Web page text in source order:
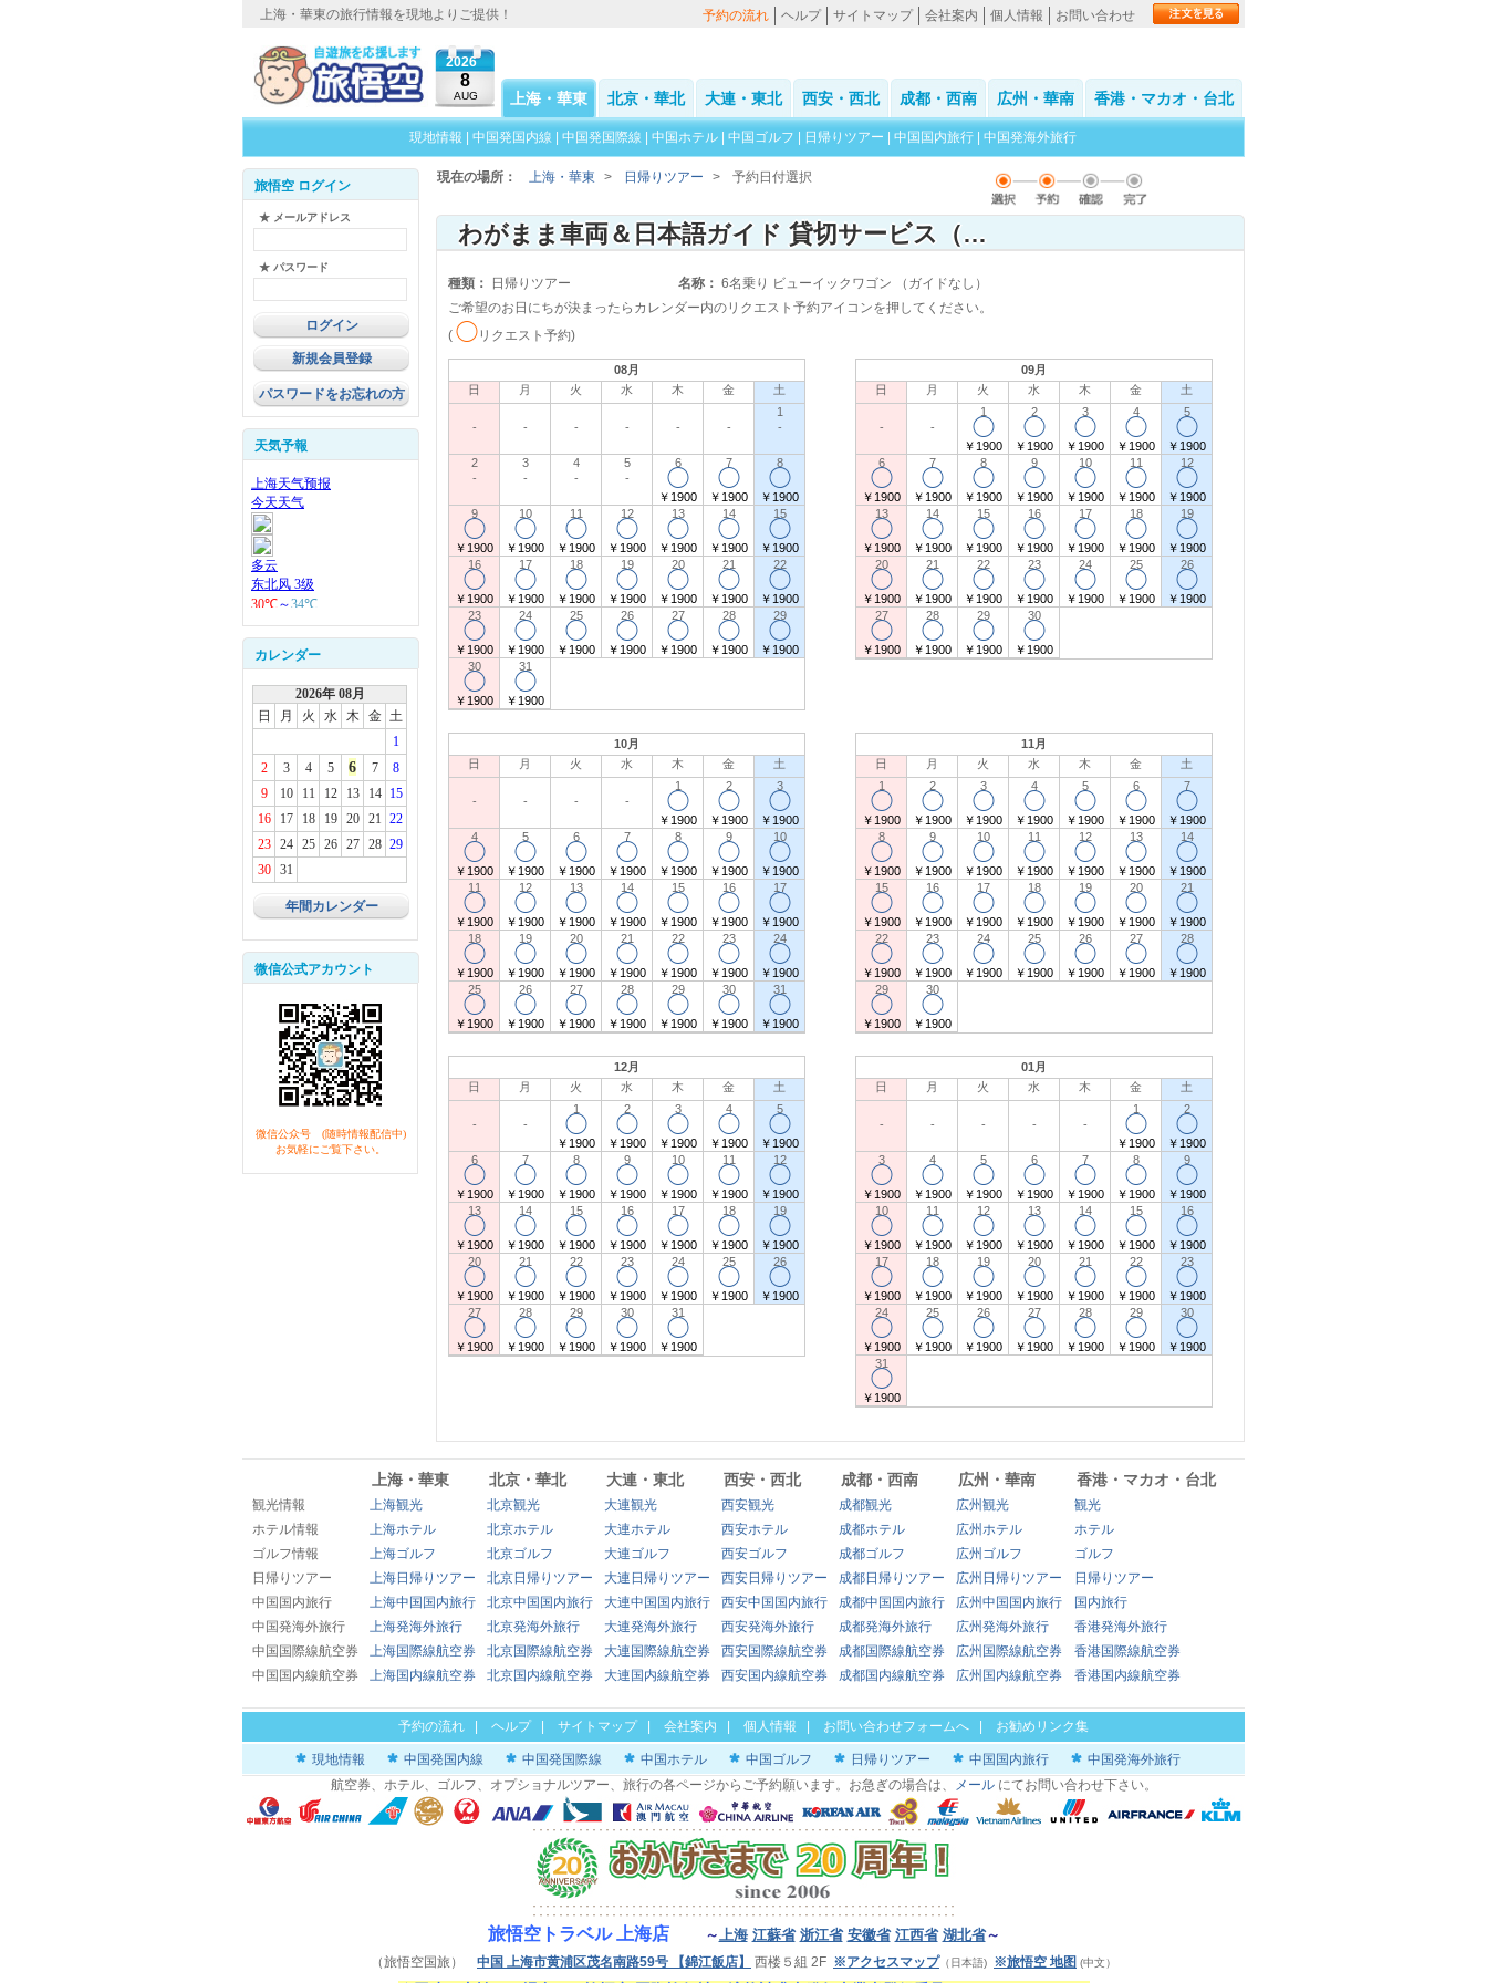
上海・華東の旅行情報を現地よりご提供！ 予約の流れ ヘルプ サイトマップ 会社案内 個人情報 お問い合わせ
2026
8
AUG 上海・華東 北京・華北 大連・東北 西安・西北 成都・西南 広州・華南 香港・マカオ・台北
現地情報 中国発国内線 中国発国際線 中国ホテル 中国ゴルフ 日帰りツアー 中国国内旅行 中国発海外旅行
旅悟空 ログイン
★ メールアドレス
★ パスワード
新規会員登録
パスワードをお忘れの方
天気予報
カレンダー
2026年 08月
日
月 火 水 木 金 土
1
2
3 4 5 6 7
8
9
10 11 12 13 14
15
16
17 18 19 20 21 22
23
24 25 26 27 28 29
30
31
年間カレンダー
微信公式アカウント
微信公众号 (随時情報配信中)
お気軽にご覧下さい。
現在の場所： 上海・華東 > 日帰りツアー > 予約日付選択
わがまま車両＆日本語ガイド 貸切サービス（上海郊外）
種類： 日帰りツアー 名称： 6名乗り ビューイックワゴン （ガイドなし）
ご希望のお日にちが決まったらカレンダー内のリクエスト予約アイコンを押してください。
( ◯ リクエスト予約)
08月
日
月 火 水 木 金 土
- - - - - -
1
-
2
-
3
-
4
-
5
-
6
◯
￥1900
7
◯
￥1900
8
◯
￥1900
9
◯
￥1900
10
◯
￥1900
11
◯
￥1900
12
◯
￥1900
13
◯
￥1900
14
◯
￥1900
15
◯
￥1900
16
◯
￥1900
17
◯
￥1900
18
◯
￥1900
19
◯
￥1900
20
◯
￥1900
21
◯
￥1900
22
◯
￥1900
23
◯
￥1900
24
◯
￥1900
25
◯
￥1900
26
◯
￥1900
27
◯
￥1900
28
◯
￥1900
29
◯
￥1900
30
◯
￥1900
31
◯
￥1900
09月
日
月 火 水 木 金 土
- -
1
◯
￥1900
2
◯
￥1900
3
◯
￥1900
4
◯
￥1900
5
◯
￥1900
6
◯
￥1900
7
◯
￥1900
8
◯
￥1900
9
◯
￥1900
10
◯
￥1900
11
◯
￥1900
12
◯
￥1900
13
◯
￥1900
14
◯
￥1900
15
◯
￥1900
16
◯
￥1900
17
◯
￥1900
18
◯
￥1900
19
◯
￥1900
20
◯
￥1900
21
◯
￥1900
22
◯
￥1900
23
◯
￥1900
24
◯
￥1900
25
◯
￥1900
26
◯
￥1900
27
◯
￥1900
28
◯
￥1900
29
◯
￥1900
30
◯
￥1900
10月
日
月 火 水 木 金 土
- - - -
1
◯
￥1900
2
◯
￥1900
3
◯
￥1900
4
◯
￥1900
5
◯
￥1900
6
◯
￥1900
7
◯
￥1900
8
◯
￥1900
9
◯
￥1900
10
◯
￥1900
11
◯
￥1900
12
◯
￥1900
13
◯
￥1900
14
◯
￥1900
15
◯
￥1900
16
◯
￥1900
17
◯
￥1900
18
◯
￥1900
19
◯
￥1900
20
◯
￥1900
21
◯
￥1900
22
◯
￥1900
23
◯
￥1900
24
◯
￥1900
25
◯
￥1900
26
◯
￥1900
27
◯
￥1900
28
◯
￥1900
29
◯
￥1900
30
◯
￥1900
31
◯
￥1900
11月
日
月 火 水 木 金
土
1
◯
￥1900
2
◯
￥1900
3
◯
￥1900
4
◯
￥1900
5
◯
￥1900
6
◯
￥1900
7
◯
￥1900
8
◯
￥1900
9
◯
￥1900
10
◯
￥1900
11
◯
￥1900
12
◯
￥1900
13
◯
￥1900
14
◯
￥1900
15
◯
￥1900
16
◯
￥1900
17
◯
￥1900
18
◯
￥1900
19
◯
￥1900
20
◯
￥1900
21
◯
￥1900
22
◯
￥1900
23
◯
￥1900
24
◯
￥1900
25
◯
￥1900
26
◯
￥1900
27
◯
￥1900
28
◯
￥1900
29
◯
￥1900
30
◯
￥1900
12月
日
月 火 水 木 金 土
- -
1
◯
￥1900
2
◯
￥1900
3
◯
￥1900
4
◯
￥1900
5
◯
￥1900
6
◯
￥1900
7
◯
￥1900
8
◯
￥1900
9
◯
￥1900
10
◯
￥1900
11
◯
￥1900
12
◯
￥1900
13
◯
￥1900
14
◯
￥1900
15
◯
￥1900
16
◯
￥1900
17
◯
￥1900
18
◯
￥1900
19
◯
￥1900
20
◯
￥1900
21
◯
￥1900
22
◯
￥1900
23
◯
￥1900
24
◯
￥1900
25
◯
￥1900
26
◯
￥1900
27
◯
￥1900
28
◯
￥1900
29
◯
￥1900
30
◯
￥1900
31
◯
￥1900
01月
日
月 火 水 木 金 土
- - - - -
1
◯
￥1900
2
◯
￥1900
3
◯
￥1900
4
◯
￥1900
5
◯
￥1900
6
◯
￥1900
7
◯
￥1900
8
◯
￥1900
9
◯
￥1900
10
◯
￥1900
11
◯
￥1900
12
◯
￥1900
13
◯
￥1900
14
◯
￥1900
15
◯
￥1900
16
◯
￥1900
17
◯
￥1900
18
◯
￥1900
19
◯
￥1900
20
◯
￥1900
21
◯
￥1900
22
◯
￥1900
23
◯
￥1900
24
◯
￥1900
25
◯
￥1900
26
◯
￥1900
27
◯
￥1900
28
◯
￥1900
29
◯
￥1900
30
◯
￥1900
31
◯
￥1900
上海・華東 北京・華北 大連・東北 西安・西北 成都・西南 広州・華南 香港・マカオ・台北
観光情報 上海観光 北京観光 大連観光 西安観光 成都観光 広州観光
観光
ホテル情報
上海ホテル 北京ホテル 大連ホテル 西安ホテル 成都ホテル 広州ホテル
ホテル
ゴルフ情報
上海ゴルフ 北京ゴルフ 大連ゴルフ 西安ゴルフ 成都ゴルフ 広州ゴルフ
ゴルフ
日帰りツアー
上海日帰りツアー 北京日帰りツアー 大連日帰りツアー 西安日帰りツアー 成都日帰りツアー 広州日帰りツアー
日帰りツアー
中国国内旅行
上海中国国内旅行 北京中国国内旅行 大連中国国内旅行 西安中国国内旅行 成都中国国内旅行 広州中国国内旅行
国内旅行
中国発海外旅行
上海発海外旅行 北京発海外旅行 大連発海外旅行 西安発海外旅行 成都発海外旅行 広州発海外旅行
香港発海外旅行
中国国際線航空券
上海国際線航空券 北京国際線航空券 大連国際線航空券 西安国際線航空券 成都国際線航空券 広州国際線航空券
香港国際線航空券
中国国内線航空券
上海国内線航空券 北京国内線航空券 大連国内線航空券 西安国内線航空券 成都国内線航空券 広州国内線航空券 香港国内線航空券
予約の流れ ヘルプ| サイトマップ| 会社案内 個人情報 お問い合わせフォームへ お勧めリンク集
現地情報 中国発国内線 中国発国際線 中国ホテル 中国ゴルフ 日帰りツアー 中国国内旅行
中国発海外旅行
航空券、ホテル、ゴルフ、オプショナルツアー、旅行の各ページからご予約願います。お急ぎの場合は、
メールにてお問い合わせ下さい。
旅悟空トラベル 上海店 ～上海 江蘇省 浙江省 安徽省 江西省 湖北省～
（旅悟空国旅） 中国 上海市黄浦区茂名南路59号 【錦江飯店】 西楼５組 2F ※アクセスマップ （日本語) ※旅悟空 地图 (中文）